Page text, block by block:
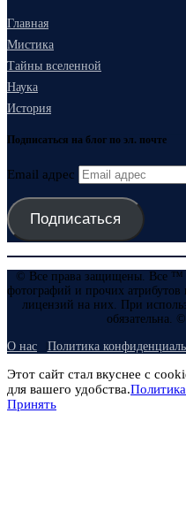
Главная
Мистика
Тайны вселенной
Наука
История
Подписаться на блог по эл. почте
Email адрес
Подписаться
© Все права защищены. Все ™
фотографий и прочих атрибутов
лицензий на них. При
обязательна.
О нас Политика
Этот сайт стал вкуснее с
для вашего удобства.
Принять